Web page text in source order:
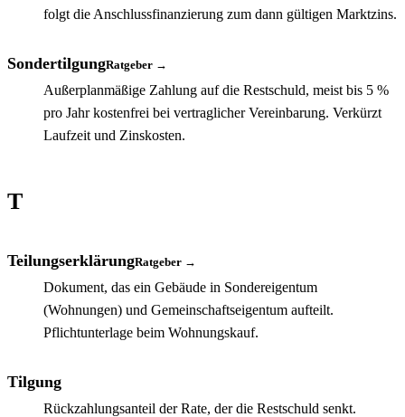
folgt die Anschlussfinanzierung zum dann gültigen Marktzins.
SondertilgungRatgeber →
Außerplanmäßige Zahlung auf die Restschuld, meist bis 5 %
pro Jahr kostenfrei bei vertraglicher Vereinbarung. Verkürzt
Laufzeit und Zinskosten.
T
TeilungserklärungRatgeber →
Dokument, das ein Gebäude in Sondereigentum
(Wohnungen) und Gemeinschaftseigentum aufteilt.
Pflichtunterlage beim Wohnungskauf.
Tilgung
Rückzahlungsanteil der Rate, der die Restschuld senkt.